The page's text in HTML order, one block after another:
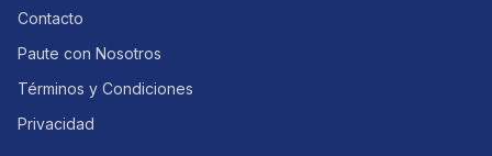
Contacto
Paute con Nosotros
Términos y Condiciones
Privacidad